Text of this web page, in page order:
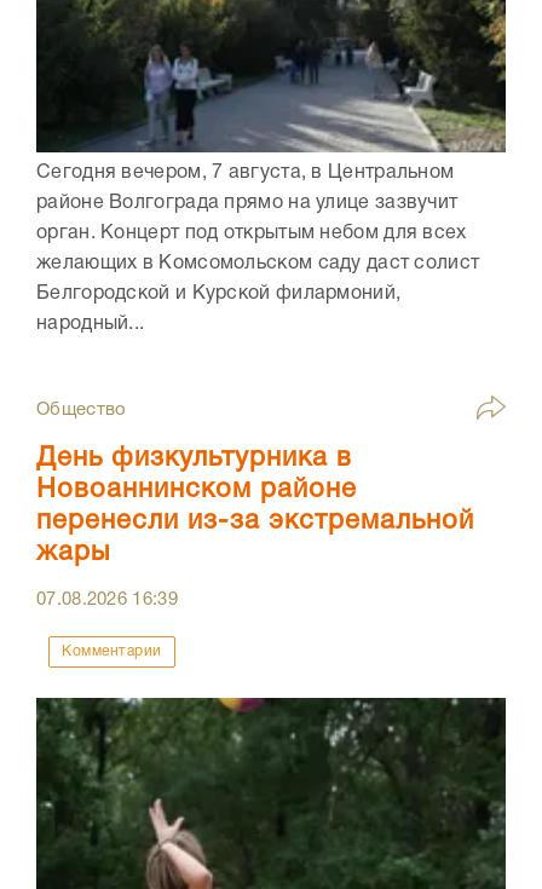
Сегодня вечером, 7 августа, в Центральном
районе Волгограда прямо на улице зазвучит
орган. Концерт под открытым небом для всех
желающих в Комсомольском саду даст солист
Белгородской и Курской филармоний,
народный...
Общество
День физкультурника в
Новоаннинском районе
перенесли из-за экстремальной
жары
07.08.2026 16:39
Комментарии